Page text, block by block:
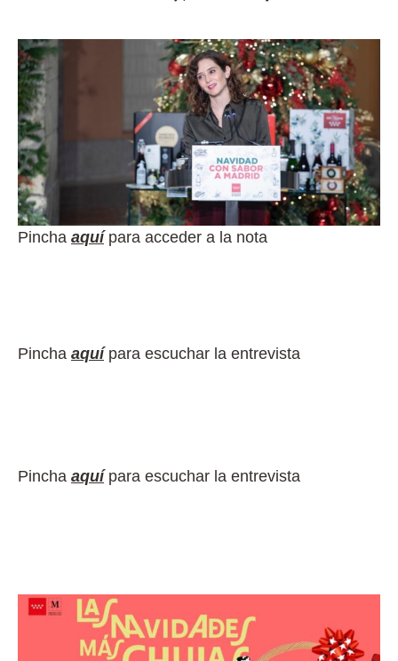
Pincha aquípara acceder a la nota
Pincha aquípara escuchar la entrevista
Pincha aquípara escuchar la entrevista